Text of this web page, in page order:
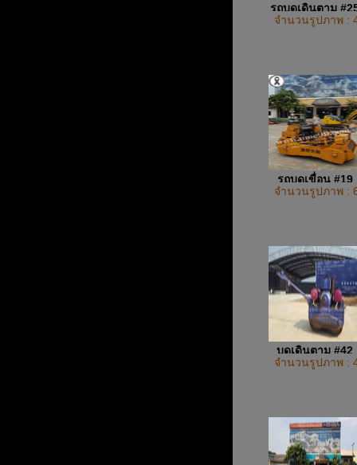
รถบดเดินตาม
จำนวนรูปภาพ :
รถบดเขื่อน #19
จำนวนรูปภาพ :
บดเดินตาม #42
จำนวนรูปภาพ :